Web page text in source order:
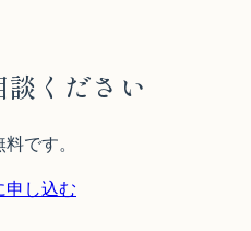
ください
です。
申し込む